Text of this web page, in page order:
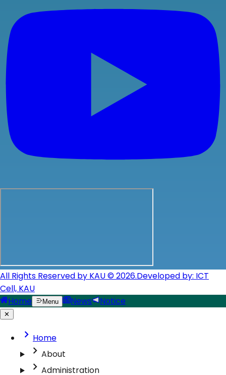
All Rights Reserved by KAU © 2026.Developed by: ICT
Cell, KAU
Home
Menu News Notice
✕
Home
About
Administration